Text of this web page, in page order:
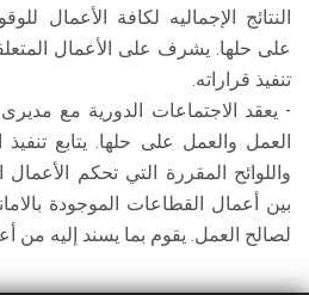
النتائج الإجماليه لكافة الأعمال
على حلها. يشرف على الأعمال
تنفيذ قراراته.
- يعقد الاجتماعات الدورية مع
العمل والعمل على حلها. يتابع تنفيذ
واللوائح المقررة التي تحكم
بين أعمال القطاعات الموجودة
لصالح العمل. يقوم بما يسند إليه من